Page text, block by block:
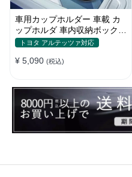
車用カップホルダー 車載 カ
ップホルダ 車内収納ボックス
車載テーブル スマホ置き 調
単 滑り止め 小物置き 多機能
トヨタ アルテッツァ対応
¥ 5,090 (税込)